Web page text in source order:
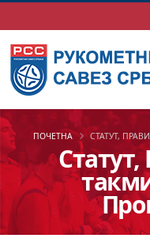
ПОЧЕТНА СТАТУТ,